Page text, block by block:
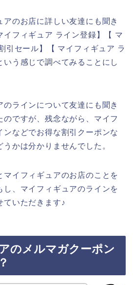
アのお店に詳しい友達にも聞き
イフィギュア ライン登録】【 マ
引セール】【 マイフィギュア ラ
いう感じで調べてみることにし
のラインについて友達にも聞き
のですが、残念ながら、マイフ
ンなどでお得な割引クーポンな
かは分かりませんでした。
マイフィギュアのお店のことを
し、マイフィギュアのラインを
ていただきます♪
のメルマガクーポン